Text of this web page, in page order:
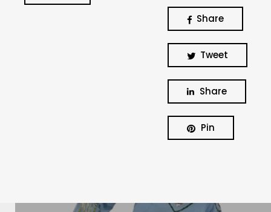
Share
Tweet
Share
Pin